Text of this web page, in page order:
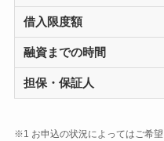
借入限度額
融資までの時間
担保・保証人
※1 お申込の状況によってはご希望